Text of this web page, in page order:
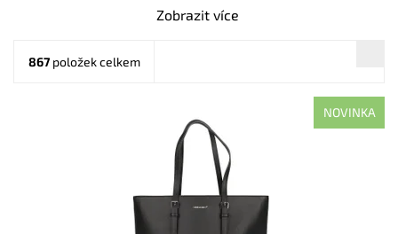
Zobrazit více
867 položek celkem
NOVINKA
Nejprodávanější kabelka roku 2025 - velká černá kabelka na
rameno na formát A4 s neděleným vnitřním prostorem.
21135
David Jones Paris
2 roky